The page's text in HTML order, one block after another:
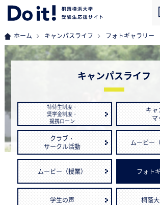
ホーム キャンパスライフ フォトギャラリー
キャンパスライフ
特待生制度・
奨学金制度・
提携ローン
キャ
マ
クラブ・
サークル活動
ムービー
ムービー（授業） フォト
学生の声 桐蔭